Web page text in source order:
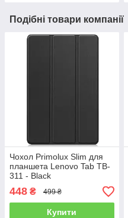
Подібні товари компанії
Чохол Primolux Slim для
планшета Lenovo Tab TB-
311 - Black
448 ₴ 499 ₴
Купити